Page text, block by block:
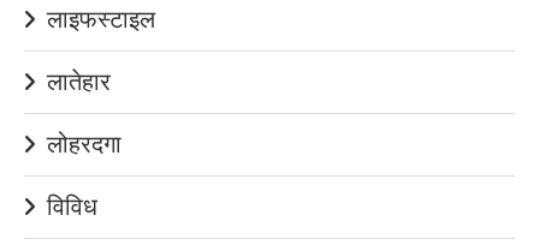
लाइफस्टाइल
लातेहार
लोहरदगा
विविध